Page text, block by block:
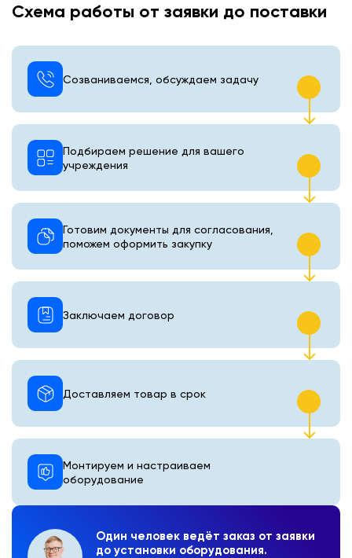
Схема работы от заявки до поставки
Один человек ведёт заказ от заявки
до установки оборудования.
Созваниваемся, обсуждаем задачу
Подбираем решение для вашего
учреждения
Готовим документы для согласования,
поможем оформить закупку
Монтируем и настраиваем
оборудование
Доставляем товар в срок
Заключаем договор